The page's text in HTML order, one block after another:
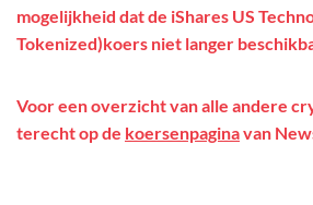
mogelijkheid dat de iShares US
Tokenized)koers niet langer
Voor een overzicht van alle andere
terecht op de koersenpaginavan